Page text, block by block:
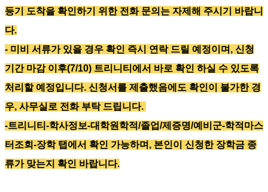
등기 도착을 확인하기 위한 전화 문의는 자제해 주시기 바랍니
다.
- 미비 서류가 있을 경우 확인 즉시 연락 드릴 예정이며, 신청
기간 마감 이후(7/10) 트리니티에서 바로 확인 하실 수 있도록
처리할 예정입니다. 신청서를 제출했음에도 확인이 불가한 경
우, 사무실로 전화 부탁 드립니다.
-트리니티-학사정보-대학원학적/졸업/제증명/예비군-학적마스
터조회-장학 탭에서 확인 가능하며, 본인이 신청한 장학금 종
류가 맞는지 확인 바랍니다.